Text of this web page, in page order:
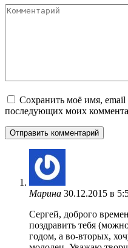
Комментарий
Сохранить моё имя, email
последующих моих
Марина 30.12.2015 в
Сергей, доброго
поздравить тебя
годом, а во-вторых,